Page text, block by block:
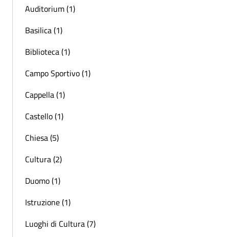
Auditorium (1)
Basilica (1)
Biblioteca (1)
Campo Sportivo (1)
Cappella (1)
Castello (1)
Chiesa (5)
Cultura (2)
Duomo (1)
Istruzione (1)
Luoghi di Cultura (7)